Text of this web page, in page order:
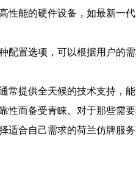
性能的硬件设备，如最新一
配置选项，可以根据用户的
常提供全天候的技术支持，
性而备受青睐。对于那些需
适合自己需求的荷兰仿牌服务